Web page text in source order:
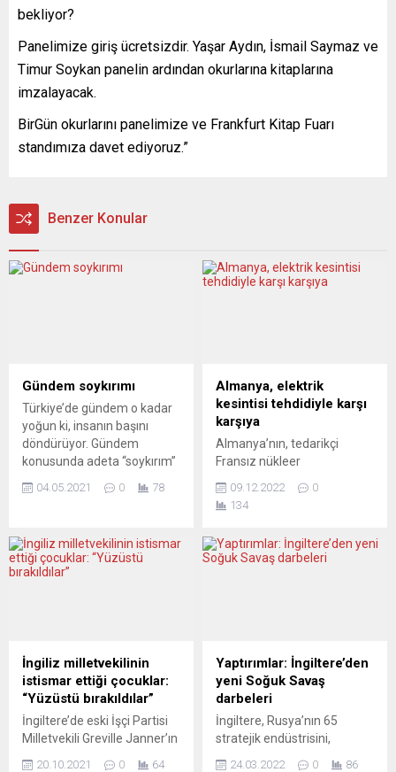
bekliyor?
Panelimize giriş ücretsizdir. Yaşar Aydın, İsmail Saymaz ve
Timur Soykan panelin ardından okurlarına kitaplarına
imzalayacak.
BirGün okurlarını panelimize ve Frankfurt Kitap Fuarı
standımıza davet ediyoruz.”
Benzer Konular
Gündem soykırımı
Türkiye’de gündem o kadar
yoğun ki, insanın başını
döndürüyor. Gündem
konusunda adeta “soykırım”
haftadır sadece iki konu
dünyanın cebelleştiği korona
pandemisi. İkinci gündem
Anvers kentinde bulunan
kâr amacı gütmeyen...
04.05.2021 0 78
Almanya, elektrik
kesintisi tehdidiyle karşı
karşıya
Almanya’nın, tedarikçi
Fransız nükleer
nedeniyle elektrik temininde
sorun yaşadığı bildirildi.
büyük gazetesi Bild’de yer
alan ve Baden-Württemberg
arzının gelecek günlerde
daha da kötüleşebileceğini
kaydetti. Almanya’ya
nükleer santralleri son
dönemde...
09.12.2022
0
134
İngiliz milletvekilinin
istismar ettiği çocuklar:
“Yüzüstü bırakıldılar”
İngiltere’de eski İşçi Partisi
Milletvekili Greville Janner’ın
20.10.2021 0 64
Yaptırımlar: İngiltere’den
yeni Soğuk Savaş
darbeleri
İngiltere, Rusya’nın 65
stratejik endüstrisini,
24.03.2022 0 86